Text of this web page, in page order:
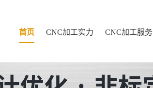
首页 CNC加工实力 CNC加工服务